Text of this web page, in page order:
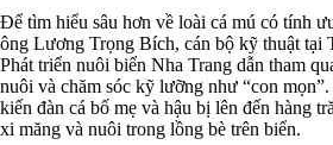
Để tìm hiểu sâu hơn về loài cá mú có tính
ông Lương Trọng Bích, cán bộ kỹ thuật tại
Phát triển nuôi biển Nha Trang dẫn tham
nuôi và chăm sóc kỹ lưỡng như “con
kiến đàn cá bố mẹ và hậu bị lên đến hàng
xi măng và nuôi trong lồng bè trên biển.